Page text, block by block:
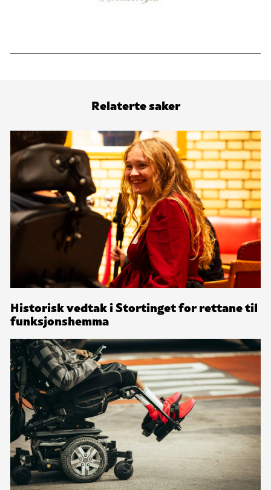
Relaterte saker
Historisk vedtak i Stortinget for rettane til
funksjonshemma